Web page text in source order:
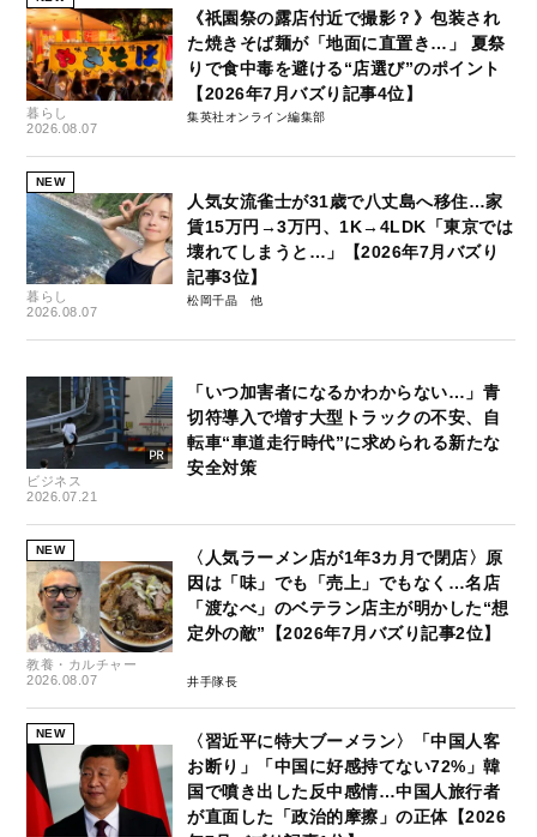
暮らし
2026.08.07
《祇園祭の露店付近で撮影？》包装され
た焼きそば麺が「地面に直置き…」 夏祭
りで食中毒を避ける“店選び”のポイント
【2026年7月バズり記事4位】
集英社オンライン編集部
NEW
暮らし
2026.08.07
人気女流雀士が31歳で八丈島へ移住…家
賃15万円→3万円、1K→4LDK「東京では
壊れてしまうと…」【2026年7月バズり
記事3位】
松岡千晶
ビジネス
2026.07.21
「いつ加害者になるかわからない…」青
切符導入で増す大型トラックの不安、自
転車“車道走行時代”に求められる新たな
安全対策
NEW
教養・カルチャー
2026.08.07
〈人気ラーメン店が1年3カ月で閉店〉原
因は「味」でも「売上」でもなく…名店
「渡なべ」のベテラン店主が明かした“想
定外の敵”【2026年7月バズり記事2位】
井手隊長
NEW
〈習近平に特大ブーメラン〉「中国人客
お断り」「中国に好感持てない72%」韓
国で噴き出した反中感情…中国人旅行者
が直面した「政治的摩擦」の正体【2026